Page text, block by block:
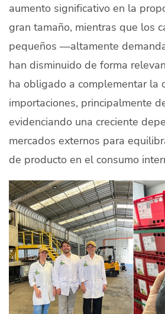
aumento significativo en la
gran tamaño, mientras que los
pequeños —altamente
han disminuido de forma
ha obligado a complementar la
importaciones, principalmente
evidenciando una creciente
mercados externos para
de producto en el consumo